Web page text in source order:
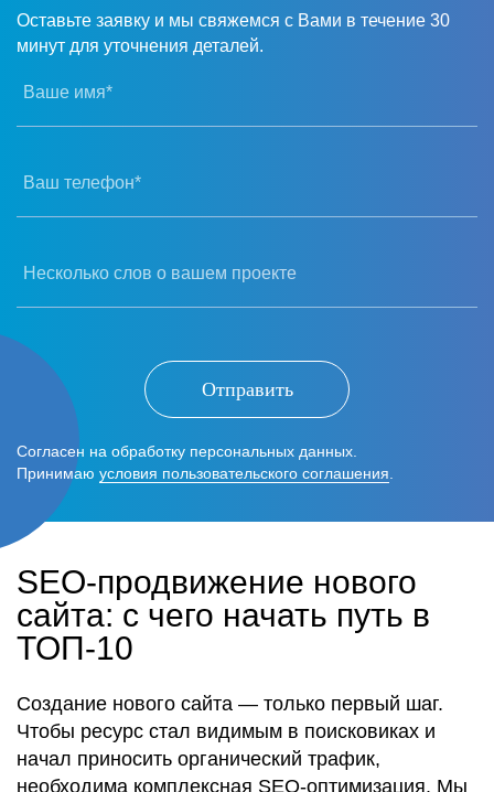
Оставьте заявку и мы свяжемся с Вами в течение 30
минут для уточнения деталей.
Ваше имя*
Ваш телефон*
Несколько слов о вашем проекте
Отправить
Согласен на обработку персональных данных.
Принимаю условия пользовательского соглашения
SEO-продвижение нового
сайта: с чего начать путь в
ТОП-10
Создание нового сайта — только первый шаг.
Чтобы ресурс стал видимым в поисковиках и
начал приносить органический трафик,
необходима комплексная SEO-оптимизация. Мы